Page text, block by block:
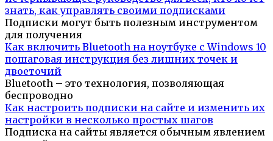
знать, как управлять своими подписками
Подписки могут быть полезным инструментом
для получения
Как включить Bluetooth на ноутбуке с Windows 10
пошаговая инструкция без лишних точек и
двоеточий
Bluetooth – это технология, позволяющая
беспроводно
Как настроить подписки на сайте и изменить их
настройки в несколько простых шагов
Подписка на сайты является обычным явлением